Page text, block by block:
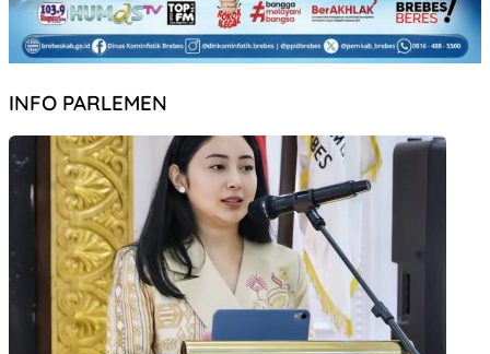
INFO PARLEMEN